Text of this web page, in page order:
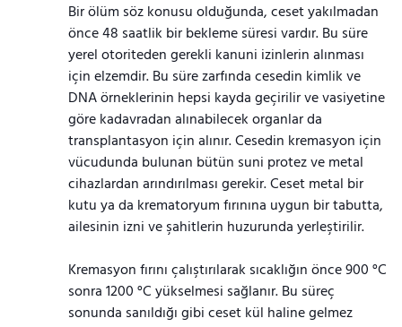
Bir ölüm söz konusu olduğunda, ceset yakılmadan
önce 48 saatlik bir bekleme süresi vardır. Bu süre
yerel otoriteden gerekli kanuni izinlerin alınması
için elzemdir. Bu süre zarfında cesedin kimlik ve
DNA örneklerinin hepsi kayda geçirilir ve vasiyetine
göre kadavradan alınabilecek organlar da
transplantasyon için alınır. Cesedin kremasyon için
vücudunda bulunan bütün suni protez ve metal
cihazlardan arındırılması gerekir. Ceset metal bir
kutu ya da krematoryum fırınına uygun bir tabutta,
ailesinin izni ve şahitlerin huzurunda yerleştirilir.
Kremasyon fırını çalıştırılarak sıcaklığın önce 900 °C
sonra 1200 °C yükselmesi sağlanır. Bu süreç
sonunda sanıldığı gibi ceset kül haline gelmez